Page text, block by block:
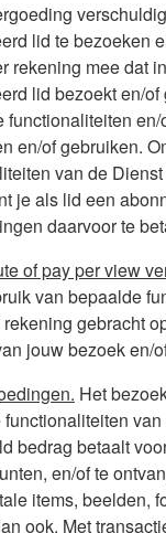
lid te bezoeken
rekening mee dat
lid bezoekt en/
functionaliteiten
en/of gebruiken.
van de
je als lid een
daarvoor te
of pay per view
van bepaalde
gebracht
jouw bezoek en/
Het
bedrag betaalt
en/of te
items, beelden,
ook. Met